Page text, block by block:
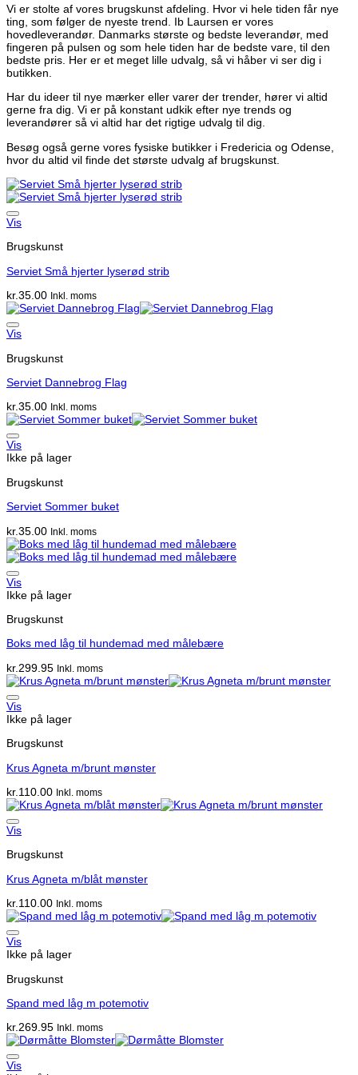
Vi er stolte af vores brugskunst afdeling. Hvor vi hele tiden får nye
ting, som følger de nyeste trend. Ib Laursen er vores
hovedleverandør. Danmarks største og bedste leverandør, med
fingeren på pulsen og som hele tiden har de bedste vare, til den
bedste pris. Her er et meget lille udvalg, så vi håber vi ser dig i
butikken.
Har du ideer til nye mærker eller varer der trender, hører vi altid
gerne fra dig. Vi er på konstant udkik efter nye trends og
leverandører så vi altid har det rigtige udvalg til dig.
Besøg også gerne vores fysiske butikker i Fredericia og Odense,
hvor du altid vil finde det største udvalg af brugskunst.
Vis
Brugskunst
Serviet Små hjerter lyserød strib
kr.35.00 Inkl. moms
Vis
Brugskunst
Serviet Dannebrog Flag
kr.35.00 Inkl. moms
Vis
Ikke på lager
Brugskunst
Serviet Sommer buket
kr.35.00 Inkl. moms
Vis
Ikke på lager
Brugskunst
Boks med låg til hundemad med målebære
kr. 299.95 Inkl. moms
Vis
Ikke på lager
Brugskunst
Krus Agneta m/brunt mønster
kr. 110.00 Inkl. moms
Vis
Brugskunst
Krus Agneta m/blåt mønster
kr. 110.00 Inkl. moms
Vis
Ikke på lager
Brugskunst
Spand med låg m potemotiv
kr.269.95 Inkl. moms
Vis